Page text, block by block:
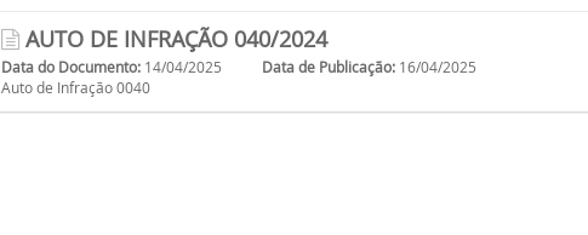
AUTO DE INFRAÇÃO 040/2024
Data do Documento: 14/04/2025 Data de Publicação: 16/04/2025
Auto de Infração 0040